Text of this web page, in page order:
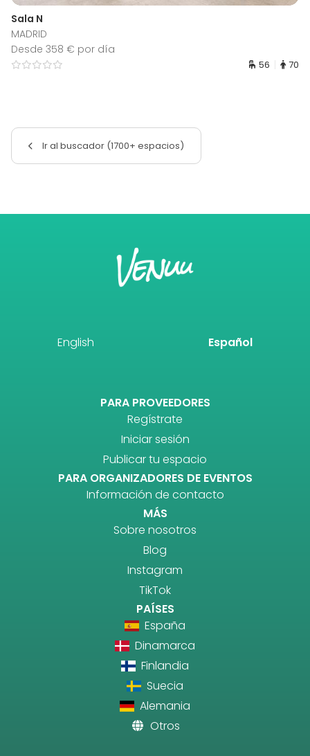
Sala N
MADRID
Desde 358 € por día
56 70
Ir al buscador (1700+ espacios)
English Español
PARA PROVEEDORES
Regístrate
Iniciar sesión
Publicar tu espacio
PARA ORGANIZADORES DE EVENTOS
Información de contacto
MÁS
Sobre nosotros
Blog
Instagram
TikTok
PAÍSES
España
Dinamarca
Finlandia
Suecia
Alemania
Otros